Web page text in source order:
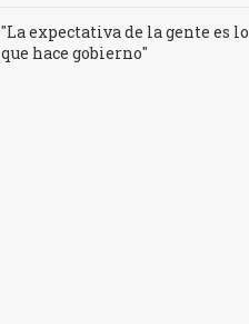
"La expectativa de la gente es lo
que hace gobierno"